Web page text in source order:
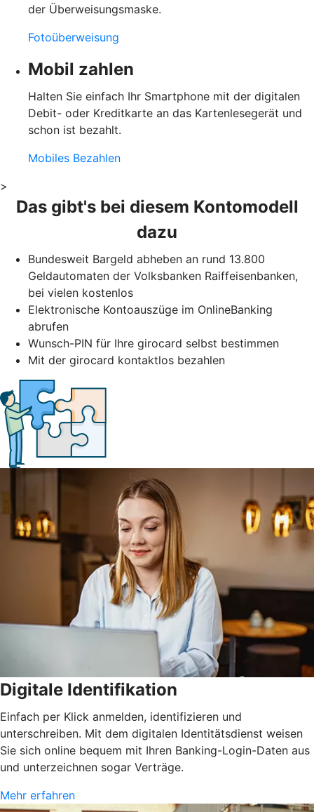
der Überweisungsmaske.
Fotoüberweisung
Mobil zahlen
Halten Sie einfach Ihr Smartphone mit der digitalen
Debit- oder Kreditkarte an das Kartenlesegerät und
schon ist bezahlt.
Mobiles Bezahlen
>
Das gibt's bei diesem Kontomodell
dazu
Bundesweit Bargeld abheben an rund 13.800
Geldautomaten der Volksbanken Raiffeisenbanken,
bei vielen kostenlos
Elektronische Kontoauszüge im OnlineBanking
abrufen
Wunsch-PIN für Ihre girocard selbst bestimmen
Mit der girocard kontaktlos bezahlen
Digitale Identifikation
Einfach per Klick anmelden, identifizieren und
unterschreiben. Mit dem digitalen Identitätsdienst weisen
Sie sich online bequem mit Ihren Banking-Login-Daten aus
und unterzeichnen sogar Verträge.
Mehr erfahren